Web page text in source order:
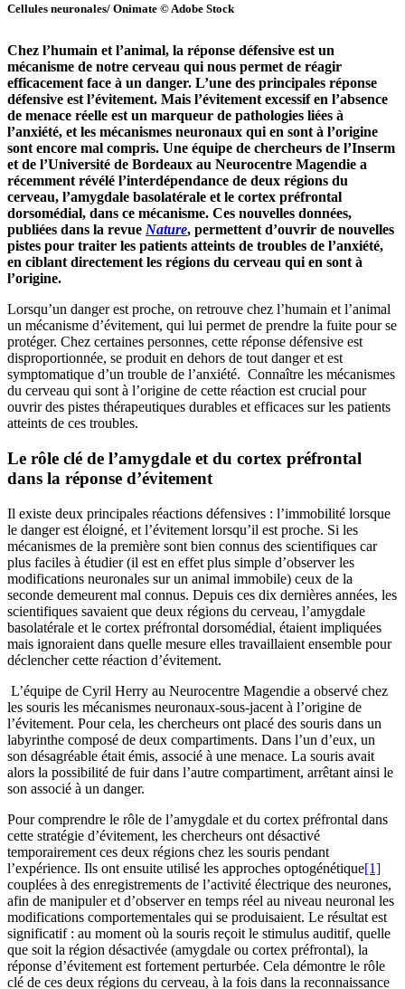
Cellules neuronales/ Onimate © Adobe Stock
Chez l’humain et l’animal, la réponse défensive est un
mécanisme de notre cerveau qui nous permet de réagir
efficacement face à un danger. L’une des principales réponse
défensive est l’évitement. Mais l’évitement excessif en l’absence
de menace réelle est un marqueur de pathologies liées à
l’anxiété, et les mécanismes neuronaux qui en sont à l’origine
sont encore mal compris. Une équipe de chercheurs de l’Inserm
et de l’Université de Bordeaux au Neurocentre Magendie a
récemment révélé l’interdépendance de deux régions du
cerveau, l’amygdale basolatérale et le cortex préfrontal
dorsomédial, dans ce mécanisme. Ces nouvelles données,
publiées dans la revue Nature, permettent d’ouvrir de nouvelles
pistes pour traiter les patients atteints de troubles de l’anxiété,
en ciblant directement les régions du cerveau qui en sont à
l’origine.
Lorsqu’un danger est proche, on retrouve chez l’humain et l’animal
un mécanisme d’évitement, qui lui permet de prendre la fuite pour se
protéger. Chez certaines personnes, cette réponse défensive est
disproportionnée, se produit en dehors de tout danger et est
symptomatique d’un trouble de l’anxiété. Connaître les mécanismes
du cerveau qui sont à l’origine de cette réaction est crucial pour
ouvrir des pistes thérapeutiques durables et efficaces sur les patients
atteints de ces troubles.
Le rôle clé de l’amygdale et du cortex préfrontal
dans la réponse d’évitement
Il existe deux principales réactions défensives : l’immobilité lorsque
le danger est éloigné, et l’évitement lorsqu’il est proche. Si les
mécanismes de la première sont bien connus des scientifiques car
plus faciles à étudier (il est en effet plus simple d’observer les
modifications neuronales sur un animal immobile) ceux de la
seconde demeurent mal connus. Depuis ces dix dernières années, les
scientifiques savaient que deux régions du cerveau, l’amygdale
basolatérale et le cortex préfrontal dorsomédial, étaient impliquées
mais ignoraient dans quelle mesure elles travaillaient ensemble pour
déclencher cette réaction d’évitement.
L’équipe de Cyril Herry au Neurocentre Magendie a observé chez
les souris les mécanismes neuronaux-sous-jacent à l’origine de
l’évitement. Pour cela, les chercheurs ont placé des souris dans un
labyrinthe composé de deux compartiments. Dans l’un d’eux, un
son désagréable était émis, associé à une menace. La souris avait
alors la possibilité de fuir dans l’autre compartiment, arrêtant ainsi le
son associé à un danger.
Pour comprendre le rôle de l’amygdale et du cortex préfrontal dans
cette stratégie d’évitement, les chercheurs ont désactivé
temporairement ces deux régions chez les souris pendant
l’expérience. Ils ont ensuite utilisé les approches optogénétique[1]
couplées à des enregistrements de l’activité électrique des neurones,
afin de manipuler et d’observer en temps réel au niveau neuronal les
modifications comportementales qui se produisaient. Le résultat est
significatif : au moment où la souris reçoit le stimulus auditif, quelle
que soit la région désactivée (amygdale ou cortex préfrontal), la
réponse d’évitement est fortement perturbée. Cela démontre le rôle
clé de ces deux régions du cerveau, à la fois dans la reconnaissance